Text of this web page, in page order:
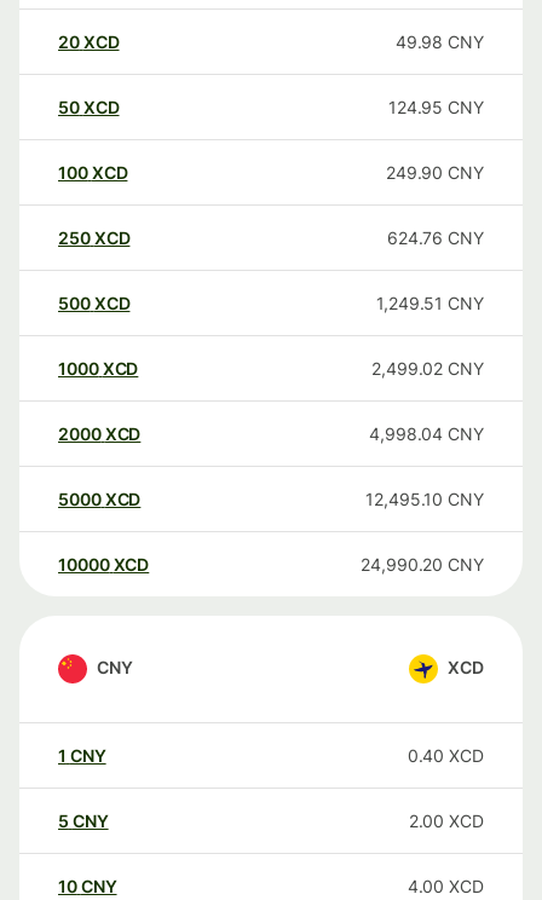
20XCD 49.98 CNY
50XCD 124.95 CNY
100XCD 249.90 CNY
250XCD 624.76 CNY
500XCD 1,249.51 CNY
1000XCD 2,499.02 CNY
2000XCD 4,998.04 CNY
5000XCD 12,495.10 CNY
10000 XCD 24,990.20 CNY
CNY XCD
1 CNY 0.40 XCD
5 CNY 2.00 XCD
10CNY 4.00 XCD